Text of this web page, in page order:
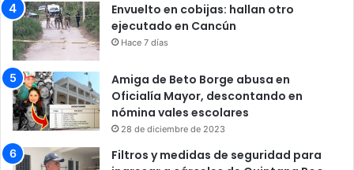
Envuelto en cobijas: hallan otro
ejecutado en Cancún
Hace 7 días
Amiga de Beto Borge abusa en
Oficialía Mayor, descontando en
nómina vales escolares
28 de diciembre de 2023
Filtros y medidas de seguridad para